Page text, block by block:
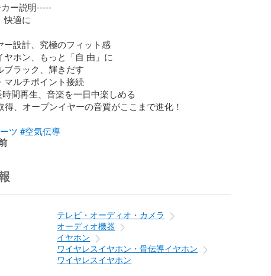
ー説明-----
快適に
ー設計、究極のフィット感
ヤホン、もっと「自 由」に
ブラック、輝きだす
マルチポイント接続
間再生、音楽を一日中楽しめる
得、オープンイヤーの音質がここまで進化！
ツ #空気伝導
テレビ・オーディオ・カメラ
オーディオ機器
イヤホン
ワイヤレスイヤホン・骨伝導イヤホン
ワイヤレスイヤホン